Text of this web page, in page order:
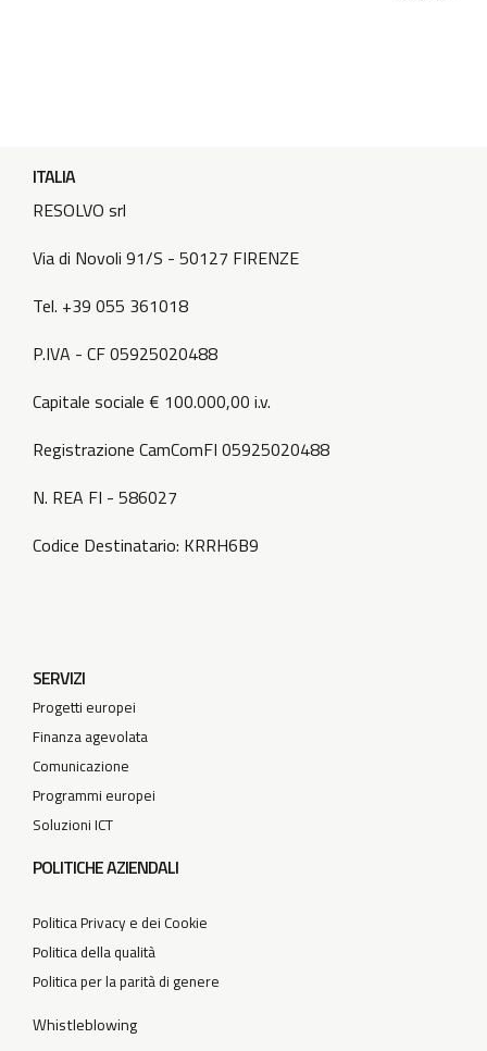
ITALIA
RESOLVO srl
Via di Novoli 91/S - 50127 FIRENZE
Tel. +39 055 361018
P.IVA - CF 05925020488
Capitale sociale € 100.000,00 i.v.
Registrazione CamComFI 05925020488
N. REA FI - 586027
Codice Destinatario: KRRH6B9
SERVIZI
Progetti europei
Finanza agevolata
Comunicazione
Programmi europei
Soluzioni ICT
POLITICHE AZIENDALI
Politica Privacy e dei Cookie
Politica della qualità
Politica per la parità di genere
Whistleblowing